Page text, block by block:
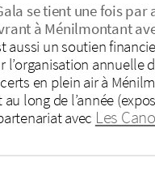
se tient une fois
à Ménilmontant
aussi un soutien
l’organisation annuelle
en plein air à
long de l’année
avec Les